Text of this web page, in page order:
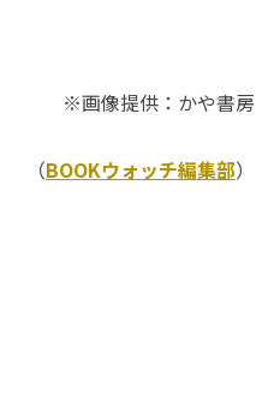
※画像提供：かや書房
（BOOKウォッチ編集部）